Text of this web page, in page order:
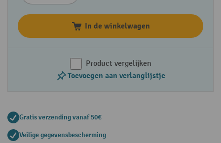
In de winkelwagen
Product vergelijken
Toevoegen aan verlanglijstje
Gratis verzending vanaf 50€
Veilige gegevensbescherming